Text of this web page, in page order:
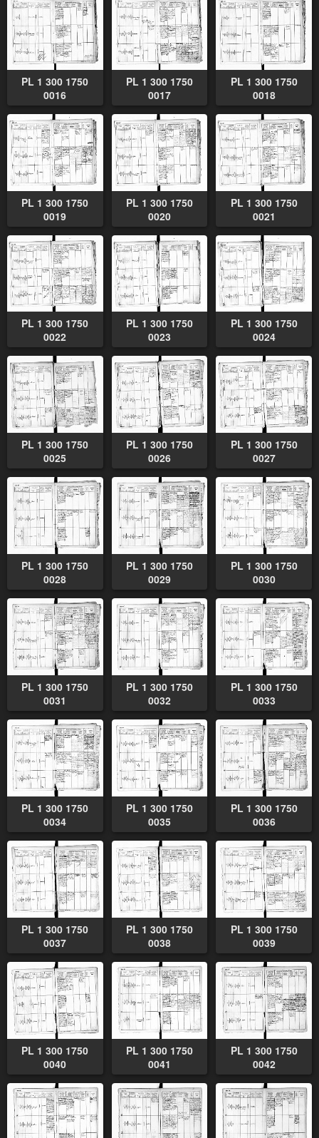
PL 1 300 1750
0016
PL 1 300 1750
0017
PL 1 300 1750
0018
PL 1 300 1750
0019
PL 1 300 1750
0020
PL 1 300 1750
0021
PL 1 300 1750
0022
PL 1 300 1750
0023
PL 1 300 1750
0024
PL 1 300 1750
0025
PL 1 300 1750
0026
PL 1 300 1750
0027
PL 1 300 1750
0028
PL 1 300 1750
0029
PL 1 300 1750
0030
PL 1 300 1750
0031
PL 1 300 1750
0032
PL 1 300 1750
0033
PL 1 300 1750
0034
PL 1 300 1750
0035
PL 1 300 1750
0036
PL 1 300 1750
0037
PL 1 300 1750
0038
PL 1 300 1750
0039
PL 1 300 1750
0040
PL 1 300 1750
0041
PL 1 300 1750
0042